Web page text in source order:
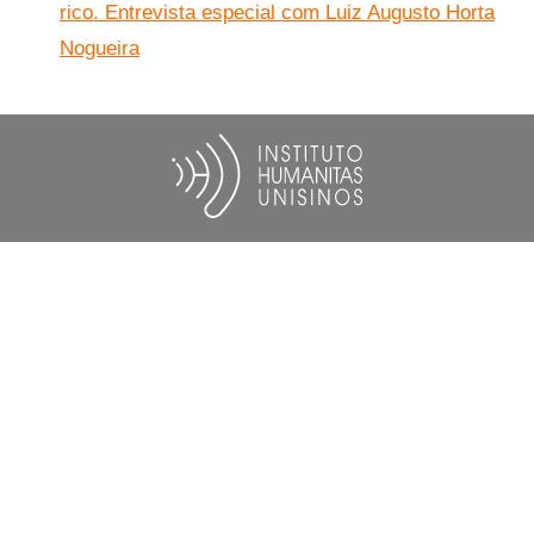
rico. Entrevista especial com Luiz Augusto Horta
Nogueira